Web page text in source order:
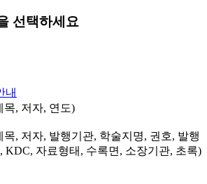
선택하세요
내
목, 저자, 연도)
목, 저자, 발행기관, 학술지명, 권호, 발행
KDC, 자료형태, 수록면, 소장기관, 초록)